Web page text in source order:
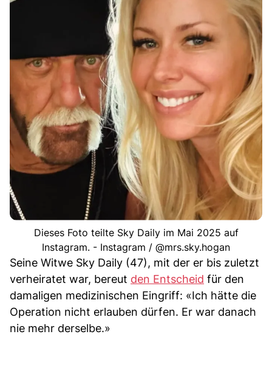
Dieses Foto teilte Sky Daily im Mai 2025 auf
Instagram. - Instagram / @mrs.sky.hogan
Seine Witwe Sky Daily (47), mit der er bis zuletzt
verheiratet war, bereut den Entscheid für den
damaligen medizinischen Eingriff: «Ich hätte die
Operation nicht erlauben dürfen. Er war danach
nie mehr derselbe.»